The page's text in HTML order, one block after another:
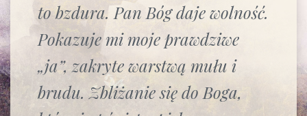
to bzdura. Pan Bóg daje wolność.
Pokazuje mi moje prawdziwe
„ja”, zakryte warstwą mułu i
brudu. Zbliżanie się do Boga,